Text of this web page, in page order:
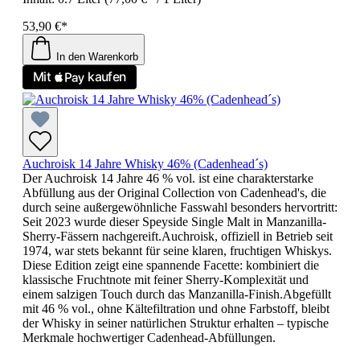
53,90 €*
In den Warenkorb
Auchroisk 14 Jahre Whisky 46% (Cadenhead´s)
Der Auchroisk 14 Jahre 46 % vol. ist eine charakterstarke
Abfüllung aus der Original Collection von Cadenhead's, die
durch seine außergewöhnliche Fasswahl besonders hervortritt:
Seit 2023 wurde dieser Speyside Single Malt in Manzanilla-
Sherry-Fässern nachgereift.Auchroisk, offiziell in Betrieb seit
1974, war stets bekannt für seine klaren, fruchtigen Whiskys.
Diese Edition zeigt eine spannende Facette: kombiniert die
klassische Fruchtnote mit feiner Sherry-Komplexität und
einem salzigen Touch durch das Manzanilla-Finish.Abgefüllt
mit 46 % vol., ohne Kältefiltration und ohne Farbstoff, bleibt
der Whisky in seiner natürlichen Struktur erhalten – typische
Merkmale hochwertiger Cadenhead-Abfüllungen.